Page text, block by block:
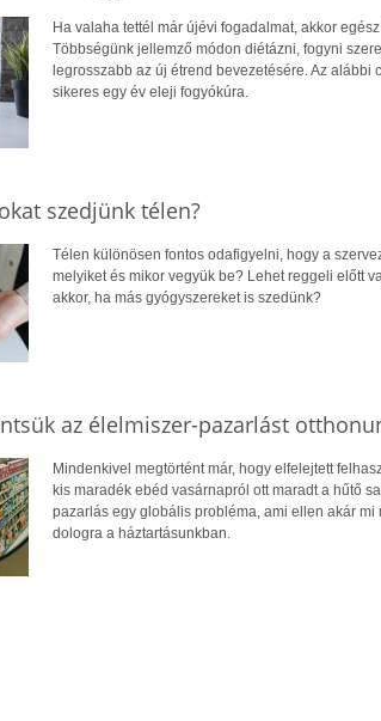
Ha valaha tettél már újévi fogadalmat, akkor
Többségünk jellemző módon diétázni, fogyni
legrosszabb az új étrend bevezetésére. Az
sikeres egy év eleji fogyókúra.
szedjünk télen?
Télen különösen fontos odafigyelni, hogy a
melyiket és mikor vegyük be? Lehet reggeli előtt
akkor, ha más gyógyszereket is szedünk?
az élelmiszer-pazarlást
Mindenkivel megtörtént már, hogy elfelejtett
kis maradék ebéd vasárnapról ott maradt a hűtő
pazarlás egy globális probléma, ami ellen akár
dologra a háztartásunkban.